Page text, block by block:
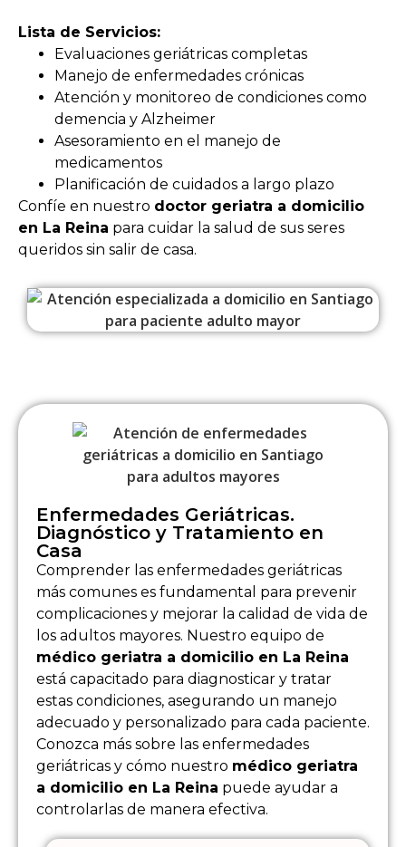
Lista de Servicios:
Evaluaciones geriátricas completas
Manejo de enfermedades crónicas
Atención y monitoreo de condiciones como
demencia y Alzheimer
Asesoramiento en el manejo de
medicamentos
Planificación de cuidados a largo plazo
Confíe en nuestro doctor geriatra a domicilio
en La Reina para cuidar la salud de sus seres
queridos sin salir de casa.
Enfermedades Geriátricas.
Diagnóstico y Tratamiento en
Casa
Comprender las enfermedades geriátricas
más comunes es fundamental para prevenir
complicaciones y mejorar la calidad de vida de
los adultos mayores. Nuestro equipo de
médico geriatra a domicilio en La Reina
está capacitado para diagnosticar y tratar
estas condiciones, asegurando un manejo
adecuado y personalizado para cada paciente.
Conozca más sobre las enfermedades
geriátricas y cómo nuestro médico geriatra
a domicilio en La Reina puede ayudar a
controlarlas de manera efectiva.